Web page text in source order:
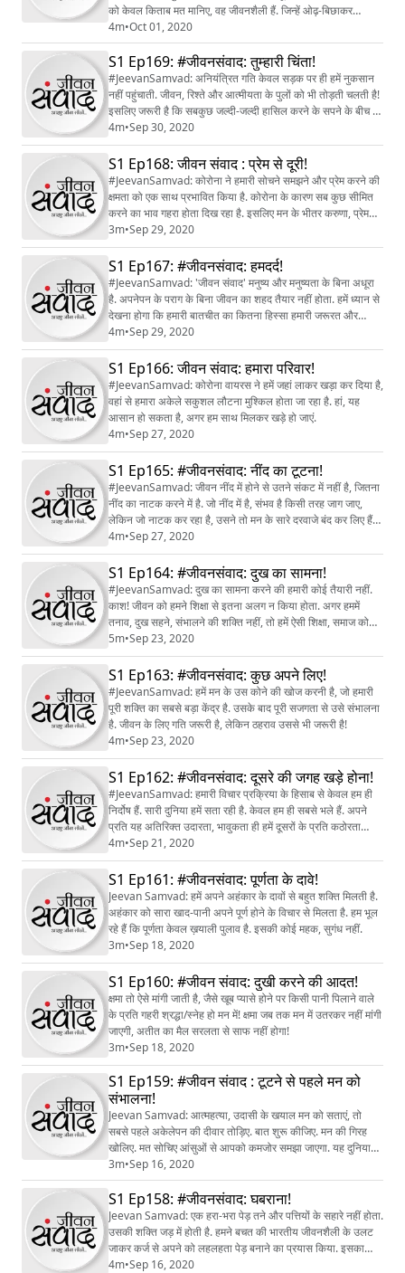
को केवल किताब मत मानिए, वह जीवनशैली हैं. जिन्हें ओढ़-बिछाकर
मुश्किलों का सामना किया जा सकता है. गहरी जीवन आस्था का नाम ही
गांधीमार्ग है.
4m•Oct 01, 2020
S1 Ep169: #जीवनसंवाद: तुम्हारी चिंता!
#JeevanSamvad: अनियंत्रित गति केवल सड़क पर ही हमें नुकसान
नहीं पहुंचाती. जीवन, रिश्ते और आत्मीयता के पुलों को भी तोड़ती चलती है!
इसलिए जरूरी है कि सबकुछ जल्दी-जल्दी हासिल करने के सपने के बीच हमें
सुरक्षित गति का बोध रहे.
4m•Sep 30, 2020
S1 Ep168: जीवन संवाद : प्रेम से दूरी!
#JeevanSamvad: कोरोना ने हमारी सोचने समझने और प्रेम करने की
क्षमता को एक साथ प्रभावित किया है. कोरोना के कारण सब कुछ सीमित
करने का भाव गहरा होता दि‍ख रहा है. इसलिए मन के भीतर करुणा, प्रेम
और आनंद की मात्रा जांचते रहिए.
3m•Sep 29, 2020
S1 Ep167: #जीवनसंवाद: हमदर्द!
#JeevanSamvad: 'जीवन संवाद' मनुष्य और मनुष्यता के बिना अधूरा
है. अपनेपन के पराग के बिना जीवन का शहद तैयार नहीं होता. हमें ध्यान से
देखना होगा कि हमारी बातचीत का कितना हिस्सा हमारी जरूरत और
कितना हमारे मन से जुड़ा है!
4m•Sep 29, 2020
S1 Ep166: जीवन संवाद: हमारा परिवार!
#JeevanSamvad: कोरोना वायरस ने हमें जहां लाकर खड़ा कर दिया है,
वहां से हमारा अकेले सकुशल लौटना मुश्किल होता जा रहा है. हां, यह
आसान हो सकता है, अगर हम साथ मिलकर खड़े हो जाएं.
4m•Sep 27, 2020
S1 Ep165: #जीवनसंवाद: नींद का टूटना!
#JeevanSamvad: जीवन नींद में होने से उतने संकट में नहीं है, जितना
नींद का नाटक करने में है. जो नींद में है, संभव है किसी तरह जाग जाए,
लेकिन जो नाटक कर रहा है, उसने तो मन के सारे दरवाजे बंद कर लिए हैं.
जिसने दरवाजे बंद कर लिए वह कैसे बाहर आएगा?
4m•Sep 27, 2020
S1 Ep164: #जीवनसंवाद: दुख का सामना!
#JeevanSamvad: दुख का सामना करने की हमारी कोई तैयारी नहीं.
काश! जीवन को हमने शिक्षा से इतना अलग न किया होता. अगर हममें
तनाव, दुख सहने, संभालने की शक्ति नहीं, तो हमें ऐसी शिक्षा, समाज को
बदलने के लिए तैयार होना होगा!
5m•Sep 23, 2020
S1 Ep163: #जीवनसंवाद: कुछ अपने लिए!
#JeevanSamvad: हमें मन के उस कोने की खोज करनी है, जो हमारी
पूरी शक्ति का सबसे बड़ा केंद्र है. उसके बाद पूरी सजगता से उसे संभालना
है. जीवन के लिए गति जरूरी है, लेकिन ठहराव उससे भी जरूरी है!
4m•Sep 23, 2020
S1 Ep162: #जीवनसंवाद: दूसरे की जगह खड़े होना!
#JeevanSamvad: हमारी विचार प्रक्रिया के हिसाब से केवल हम ही
निर्दोष हैं. सारी दुनिया हमें सता रही है. केवल हम ही सबसे भले हैं. अपने
प्रति यह अतिरिक्त उदारता, भावुकता ही हमें दूसरों के प्रति कठोरता
प्रदान करती है.
4m•Sep 21, 2020
S1 Ep161: #जीवनसंवाद: पूर्णता के दावे!
Jeevan Samvad: हमें अपने अहंकार के दावों से बहुत शक्ति मिलती है.
अहंकार को सारा खाद-पानी अपने पूर्ण होने के विचार से मिलता है. हम भूल
रहे हैं कि पूर्णता केवल ख़याली पुलाव है. इसकी कोई महक, सुगंध नहीं.
3m•Sep 18, 2020
S1 Ep160: #जीवन संवाद: दुखी करने की आदत!
क्षमा तो ऐसे मांगी जाती है, जैसे खूब प्यासे होने पर किसी पानी पिलाने वाले
के प्रति गहरी श्रद्धा/स्नेह हो मन में! क्षमा जब तक मन में उतरकर नहीं मांगी
जाएगी, अतीत का मैल सरलता से साफ नहीं होगा!
3m•Sep 18, 2020
S1 Ep159: #जीवन संवाद : टूटने से पहले मन को
संभालना!
Jeevan Samvad: आत्महत्या, उदासी के खयाल मन को सताएं, तो
सबसे पहले अकेलेपन की दीवार तोड़िए. बात शुरू कीजिए. मन की गिरह
खोलिए. मत सोचिए आंसुओं से आपको कमजोर समझा जाएगा. यह दुनिया
कोमलता, आंसू पर ही टिकी है!
3m•Sep 16, 2020
S1 Ep158: #जीवनसंवाद: घबराना!
Jeevan Samvad: एक हरा-भरा पेड़ तने और पत्तियों के सहारे नहीं होता.
उसकी शक्ति जड़ में होती है. हमने बचत की भारतीय जीवनशैली के उलट
जाकर कर्ज से अपने को लहलहता पेड़ बनाने का प्रयास किया. इसका
नतीजा यही होना है. जिसे हम अर्थव्यवस्था समझ रहे हैं उसका हमारे सुख-
4m•Sep 16, 2020